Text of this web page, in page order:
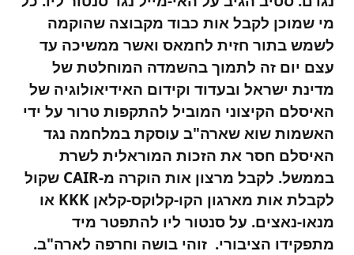
מי שמוכן לקבל אות כבוד מקבוצה שהוקמה
לשמש בתור חזית לחמאס ואשר ממשיכה עד
עצם יום זה לתמוך בהשמדה המוחלטת של
מדינת ישראל ובעדוד וקידום האידיאולוגיה של
האיסלם הקיצוני המוביל להתקפות טרור על ידי
האשמות שוא שארה"ב עוסקת במלחמה נגד
האיסלם חסר את הזכות המוראלית לשרת
בממשל. לקבל מרצון אות הוקרה מ-CAIR שקול
לקבלת אות מארגון הקו-קלוקס-קלאן KKK או
מנאו-נאצים. על סנטור ליו להתפטר מיד
מתפקידו הציבורי. זוהי בושה וחרפה לארה"ב.